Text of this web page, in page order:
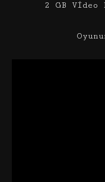
2 GB Video